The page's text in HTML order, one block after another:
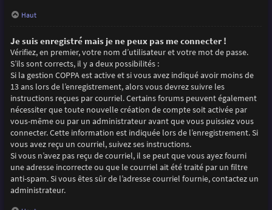
Haut
Je suis enregistré mais je ne peux pas me connecter !
Vérifiez, en premier, votre nom d’utilisateur et votre mot de passe.
S’ils sont corrects, il y a deux possibilités :
Si la gestion COPPA est active et si vous avez indiqué avoir moins de
13 ans lors de l’enregistrement, alors vous devrez suivre les
instructions reçues par courriel. Certains forums peuvent également
nécessiter que toute nouvelle création de compte soit activée par
vous-même ou par un administrateur avant que vous puissiez vous
connecter. Cette information est indiquée lors de l’enregistrement. Si
vous avez reçu un courriel, suivez ses instructions.
Si vous n’avez pas reçu de courriel, il se peut que vous ayez fourni
une adresse incorrecte ou que le courriel ait été traité par un filtre
anti-spam. Si vous êtes sûr de l’adresse courriel fournie, contactez un
administrateur.